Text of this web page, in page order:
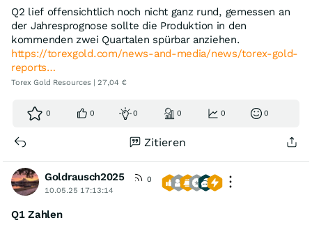
Q2 lief offensichtlich noch nicht ganz rund, gemessen an
der Jahresprognose sollte die Produktion in den
kommenden zwei Quartalen spürbar anziehen.
https://torexgold.com/news-and-media/news/torex-gold-
reports…
Torex Gold Resources | 27,04 €
0 0 0 0 0 0
Zitieren
Goldrausch2025
0
10.05.25 17:13:14
Q1 Zahlen